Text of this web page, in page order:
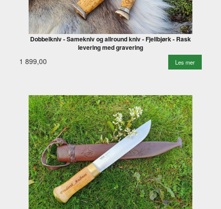
Dobbelkniv - Samekniv og allround kniv - Fjellbjørk - Rask
levering med gravering
1 899,00 Les mer